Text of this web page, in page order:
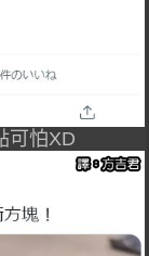
可怕XD